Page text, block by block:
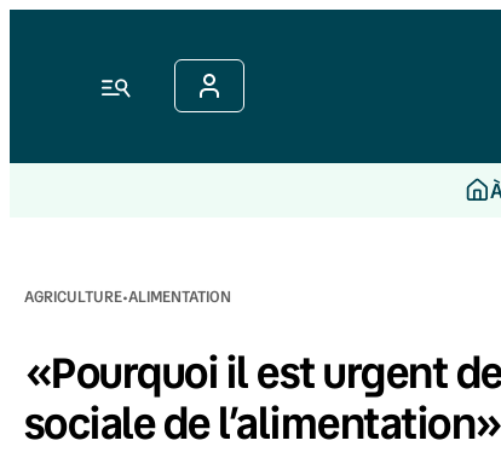
Menu
AGRICULTURE·ALIMENTATION
«Pourquoi il est urgent
sociale de l’alimentation»